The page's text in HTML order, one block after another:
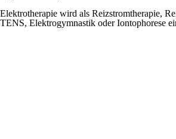
Elektrotherapie wird als Reizstromtherapie,
TENS, Elektrogymnastik oder Iontophorese